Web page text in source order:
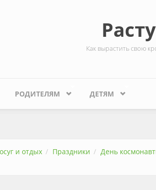
Как вырастить свою
РОДИТЕЛЯМ ДЕТЯМ
и отдых Праздники День